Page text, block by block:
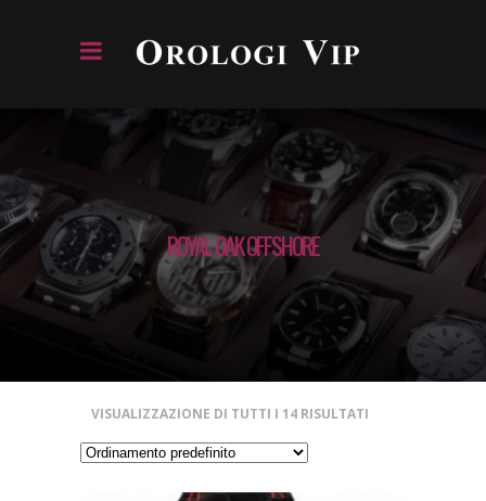
ROYAL OAK OFFSHORE
VISUALIZZAZIONE DI TUTTI I 14 RISULTATI